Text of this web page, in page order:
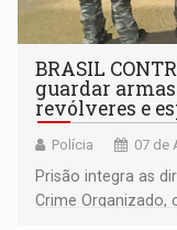
BRASIL
guardar armas
revólveres e
Polícia 07 de
Prisão integra as
Crime Organizado,